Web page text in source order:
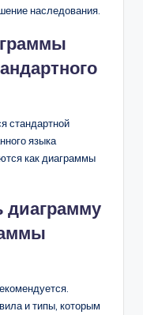
наследования.
стандартной
языка
как диаграммы
диаграмму
и типы, которым